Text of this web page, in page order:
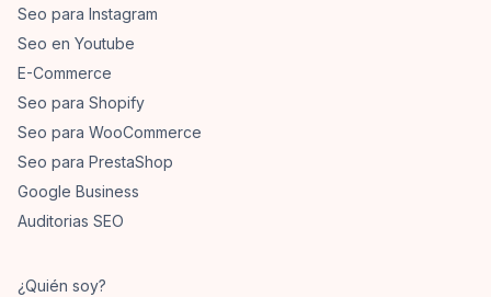
Seo para Instagram
Seo en Youtube
E-Commerce
Seo para Shopify
Seo para WooCommerce
Seo para PrestaShop
Google Business
Auditorias SEO
¿Quién soy?